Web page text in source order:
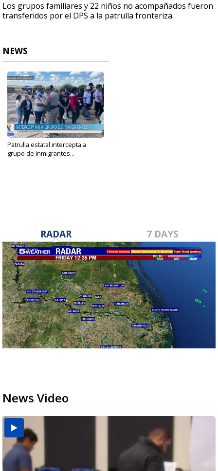
Los grupos familiares y 22 niños no acompañados fueron
transferidos por el DPS a la patrulla fronteriza.
NEWS
Patrulla estatal intercepta a
grupo de inmigrantes...
RADAR 7 DAYS
News Video